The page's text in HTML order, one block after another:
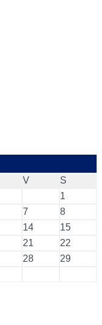
V
S
1
7
8
14
15
21
22
28
29